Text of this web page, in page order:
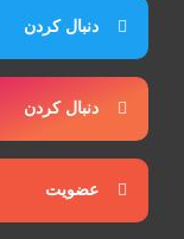
دنبال کردن
دنبال کردن
عضویت